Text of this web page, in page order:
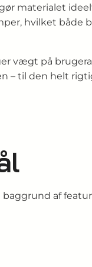
materialet
hvilket både
vægt på
– til den helt
af